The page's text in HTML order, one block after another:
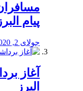
پیام
جولای 2, 2020
آغاز
البرز